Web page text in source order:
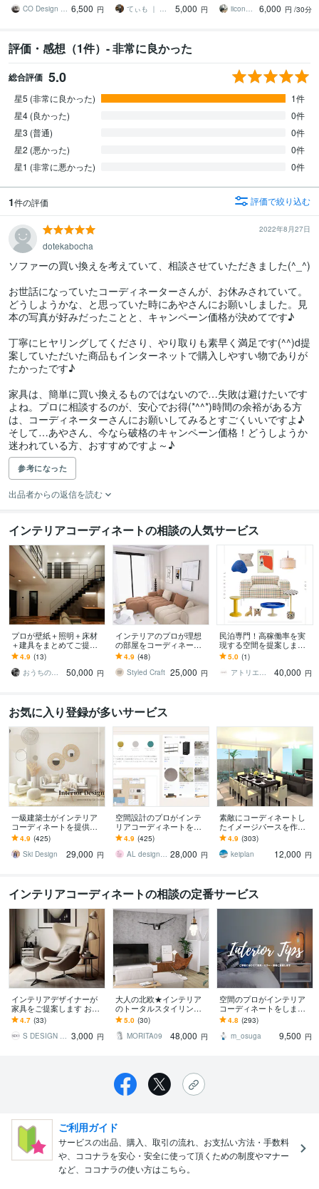
チェンジを叶えます
CO Design Works 6,500 円
ス♪
てぃも ｜ 家具配置プランナー 5,000 円 iicon_design 6,000 円 /30分
評価・感想（1件）- 非常に良かった
総合評価 5.0
星5 (非常に良かった)
1件
星4 (良かった)
0件
星3 (普通)
0件
星2 (悪かった)
0件
星1 (非常に悪かった)
0件
1件の評価 評価で絞り込む
2022年8月27日
dotekabocha
ソファーの買い換えを考えていて、相談させていただきました(^_^)
お世話になっていたコーディネーターさんが、お休みされていて。
どうしようかな、と思っていた時にあやさんにお願いしました。見
本の写真が好みだったことと、キャンペーン価格が決めてです♪
丁寧にヒヤリングしてくださり、やり取りも素早く満足です(^^)d提
案していただいた商品もインターネットで購入しやすい物でありが
たかったです♪
家具は、簡単に買い換えるものではないので…失敗は避けたいです
よね。プロに相談するのが、安心でお得(*^^*)時間の余裕がある方
は、コーディネーターさんにお願いしてみるとすごくいいですよ♪
そして…あやさん、今なら破格のキャンペーン価格！どうしようか
迷われている方、おすすめですよ～♪
参考になった
出品者からの返信を読む
インテリアコーディネートの相談の人気サービス
プロが壁紙＋照明＋床材
＋建具をまとめてご提案
します 一級建築士が床
材・壁紙・建具・照明選
びを品番・価格つきで提
4.9 (13)
おうちのアドバイザー ｉｕ建築企画
50,000 円
インテリアのプロが理想
の部屋をコーディネート
します 現役インテリアコ
ーディネーターが3Dパー
ス付きで提案します
4.9 (48)
Styled Craft 25,000 円
民泊専門！高稼働率を実
現する空間を提案します
ゲスト満足度UP！民泊特
化型インテリア選定＆家
具リスト
5.0 (1)
アトリエ エディット
40,000 円
お気に入り登録が多いサービス
一級建築士がインテリア
コーディネートを提供し
ます 誰でも相談しやすい
価格で、お部屋作りのお
手伝い！
4.9 (425)
Ski Design
29,000 円
空間設計のプロがインテ
リアコーディネートをし
ます 平面プランと家具の
ご提案シート、家具購入
リストをご納品！
4.9 (425)
AL design studio 28,000 円
素敵にコーディネートし
たイメージパースを作成
します プロのインテリア
コーディネーターが理想
のお部屋作りをお手伝い
4.9 (303)
keiplan
12,000 円
インテリアコーディネートの相談の定番サービス
インテリアデザイナーが
家具をご提案します お部
屋に合う家具をコメント
をつけてご提案させて頂
きます！
4.7 (33)
S DESIGN OFFICE 3,000 円
大人の北欧★インテリア
のトータルスタイリング
します ★センスアップし
たお部屋で、豊かな暮ら
しを。
5.0 (30)
MORITA09
48,000 円
空間のプロがインテリア
コーディネートをします 1
部屋分、家具6点まで可能
♡理想の空間づくりをお
手伝いします
4.8 (293)
m_osuga
9,500 円
ご利用ガイド
サービスの出品、購入、取引の流れ、お支払い方法・手数料
や、ココナラを安心・安全に使って頂くための制度やマナー
など、ココナラの使い方はこちら。